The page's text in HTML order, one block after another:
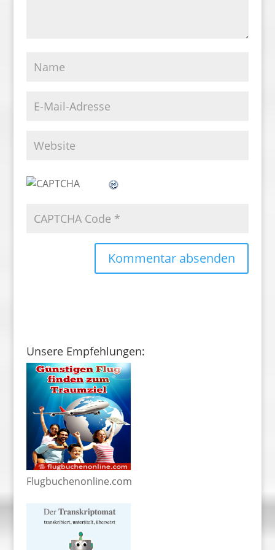
Unsere Empfehlungen:
Flugbuchenonline.com